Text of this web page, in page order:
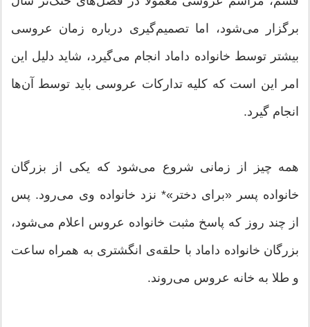
برگزار می‌شود، اما تصمیم‌گیری درباره زمان عروسی
بیشتر توسط خانواده داماد انجام می‌گیرد، شاید دلیل این
امر این است که کلیه تدارکات عروسی باید توسط آن‌ها
انجام گیرد.
همه چیز از زمانی شروع می‌شود که یکی از بزرگان
خانواده پسر «برای دختر»* نزد خانواده وی می‌رود. پس
از چند روز که پاسخ مثبت خانواده عروس اعلام می‌شود،
بزرگان خانواده داماد با حلقه‌ی انگشتری به همراه ساعت
و طلا به خانه عروس می‌روند.